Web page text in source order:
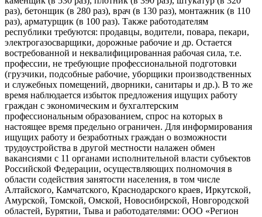
раз), бетонщик (в 280 раз), врач (в 130 раз), монтажник (в 110
раз), арматурщик (в 100 раз). Также работодателям
республики требуются: продавцы, водители, повара, пекари,
электрогазосварщики, дорожные рабочие и др. Остается
востребованной и неквалифицированная рабочая сила, т.е.
профессии, не требующие профессиональной подготовки
(грузчики, подсобные рабочие, уборщики производственных
и служебных помещений, дворники, санитары и др.). В то же
время наблюдается избыток предложения ищущих работу
граждан с экономическим и бухгалтерским
профессиональным образованием, спрос на которых в
настоящее время предельно ограничен. Для информирования
ищущих работу и безработных граждан о возможности
трудоустройства в другой местности налажен обмен
вакансиями с 11 органами исполнительной власти субъектов
Российской Федерации, осуществляющих полномочия в
области содействия занятости населения, в том числе
Алтайского, Камчатского, Краснодарского краев, Иркутской,
Амурской, Томской, Омской, Новосибирской, Новгородской
областей, Бурятии, Тыва и работодателями: ООО «Регион